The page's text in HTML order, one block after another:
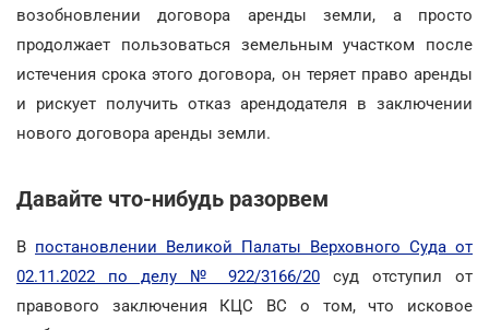
возобновлении договора аренды земли, а просто
продолжает пользоваться земельным участком после
истечения срока этого договора, он теряет право аренды
и рискует получить отказ арендодателя в заключении
нового договора аренды земли.
Давайте что-нибудь разорвем
В постановлении Великой Палаты Верховного Суда от
02.11.2022 по делу № 922/3166/20 суд отступил от
правового заключения КЦС ВС о том, что исковое